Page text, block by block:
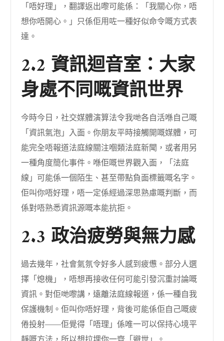
「唔好理」，翻譯返出嚟可能係：「我關心你，唔
想你唔開心。」只係佢用咗一種好似命令嘅方式表
達。
2.2 資訊迴音室：大家
身處不同嘅資訊世界
今時今日，社交媒體演算法令我哋各自活喺自己嘅
「資訊氣泡」入面。你朋友平時接觸開嘅媒體，可
能完全唔報道法庭線關注嗰類法庭新聞，或者用另
一種角度簡化事件。喺佢嘅世界觀入面，「法庭
線」可能係一個陌生、甚至帶點負面標籤嘅名字。
佢叫你唔好理，唔一定係經過深思熟慮嘅判斷，而
係對唔熟悉資訊源嘅本能抗拒。
2.3 政治疲勞與無力感
過去幾年，社會氣氛令好多人感到疲憊。部分人選
擇「熄機」，唔想再接收任何可能引發沉重討論嘅
資訊。對佢哋嚟講，遠離法庭線報道，係一種自我
保護機制。佢叫你唔好理，背後可能係佢自己嘅疲
倦投射——佢覺得「唔理」係唯一可以保持心境平